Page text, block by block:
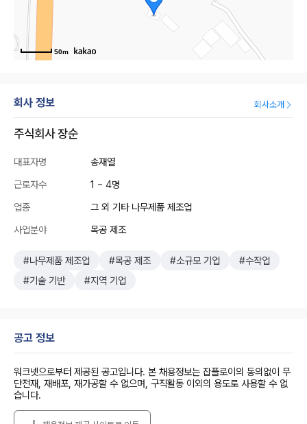
50m
회사 정보 회사소개
주식회사 장순
대표자명
송재열
근로자수
1 ~ 4명
업종
그 외 기타 나무제품 제조업
사업분야
목공 제조
#나무제품 제조업 #목공 제조 #소규모 기업
#수작업
#기술 기반
#지역 기업
공고 정보
워크넷으로부터 제공된 공고입니다. 본 채용정보는 잡플로이의 동의없이 무
단전재, 재배포, 재가공할 수 없으며, 구직활동 이외의 용도로 사용할 수 없
습니다.